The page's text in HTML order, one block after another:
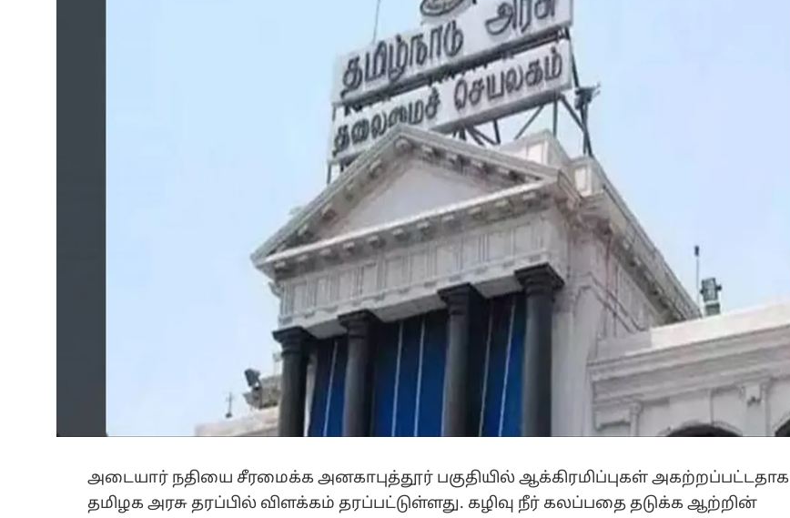
அடையார் நதியை சீரமைக்க அனகாபுத்தூர் பகுதியில் ஆக்கிரமிப்புகள் அகற்றப்பட்டதாக
தமிழக அரசு தரப்பில் விளக்கம் தரப்பட்டுள்ளது. கழிவு நீர் கலப்பதை தடுக்க ஆற்றின்